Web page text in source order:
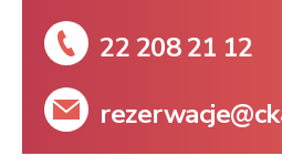
22 208 21 12